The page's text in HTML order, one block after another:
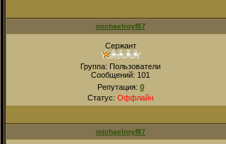
michaelroyf87
Сержант
Группа: Пользователи
Сообщений: 101
Репутация: 0
Статус: Оффлайн
michaelroyf87